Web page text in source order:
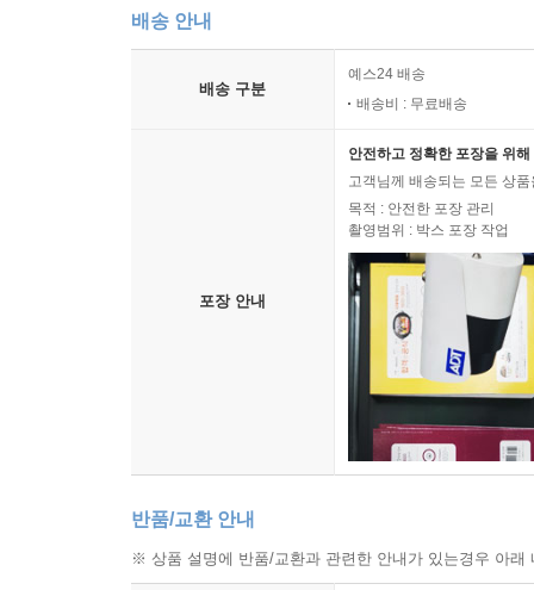
배송 안내
배송 구분
예스24 배송
배송비 : 무료배송
포장 안내
안전하고 정확한 포장을 위
고객님께 배송되는 모든 상
목적 : 안전한 포장 관리
촬영범위 : 박스 포장 작업
반품/교환 안내
※ 상품 설명에 반품/교환과 관련한 안내가 있는경우 아